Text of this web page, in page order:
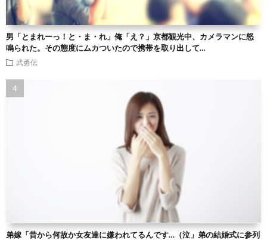
男「とまれーっ！と・ま・れ」俺「え？」京都観光中、カメラマンに怒
鳴られた。その態度にムカついたので携帯を取り出して…
武勇伝
弟嫁「昔から何故か女友達に嫌われてるんです…（泣」弟の結婚式に参列